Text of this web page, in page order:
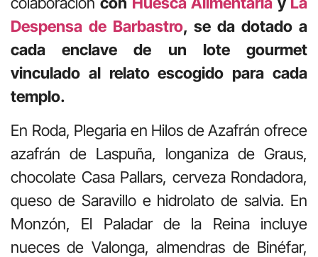
Despensa de Barbastro, se da dotado a
cada enclave de un lote gourmet
vinculado al relato escogido para cada
templo.
En Roda, Plegaria en Hilos de Azafrán ofrece
azafrán de Laspuña, longaniza de Graus,
chocolate Casa Pallars, cerveza Rondadora,
queso de Saravillo e hidrolato de salvia. En
Monzón, El Paladar de la Reina incluye
nueces de Valonga, almendras de Binéfar,